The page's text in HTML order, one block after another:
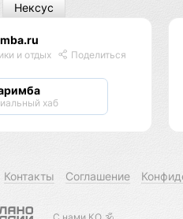
и отдых Поделиться
хаб
Нексус
Контакты Соглашение